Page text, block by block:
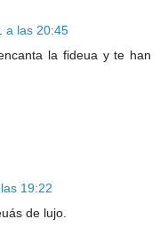
a las 20:45
la fideua y te han
19:22
de lujo.